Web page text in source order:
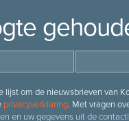
om de nieuwsbrieven van
privacyverklaring. Met vragen
en uw gegevens uit de